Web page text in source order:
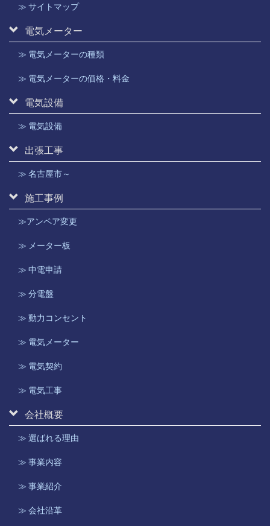
≫ サイトマップ
電気メーター
≫ 電気メーターの種類
≫ 電気メーターの価格・料金
電気設備
≫ 電気設備
出張工事
≫ 名古屋市～
施工事例
≫アンペア変更
≫ メーター板
≫ 中電申請
≫ 分電盤
≫ 動力コンセント
≫ 電気メーター
≫ 電気契約
≫ 電気工事
会社概要
≫ 選ばれる理由
≫ 事業内容
≫ 事業紹介
≫ 会社沿革